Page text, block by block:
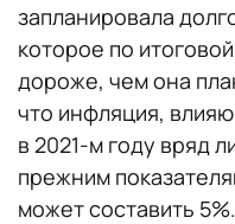
запланировала
которое по
дороже, чем она
что инфляция,
в 2021-м году вряд
прежним
может составить